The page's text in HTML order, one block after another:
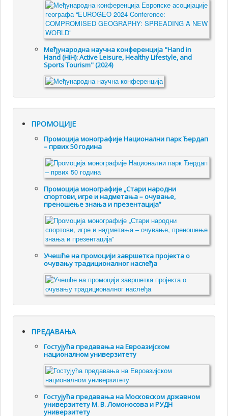
Међународна научна конференција "Hand in
Hand (HiH): Active Leisure, Healthy Lifestyle, and
Sports Tourism" (2024)
ПРОМОЦИЈЕ
Промоцијa монографије Национални парк Ђердап
– првих 50 година
Промоцијa монографије „Стари народни
спортови, игре и надметања – очување,
преношење знања и презентација”
Учешће на промоцији завршетка пројекта о
очувању традиционалног наслеђа
ПРЕДАВАЊА
Гостујућа предавања на Евроазијском
националном универзитету
Гостујућа предавања на Московском државном
универзитету М. В. Ломоносова и РУДН
универзитету